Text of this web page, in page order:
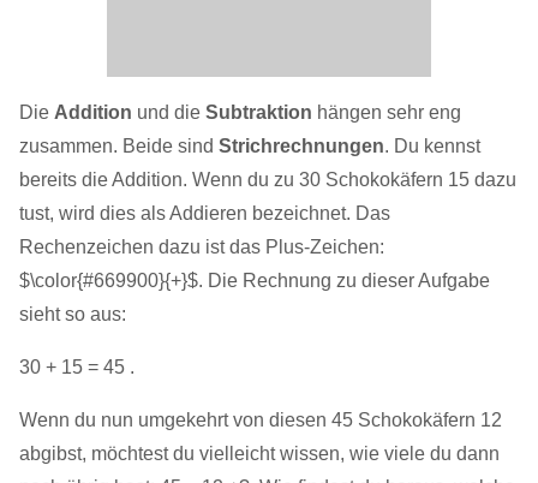
Die Addition und die Subtraktion hängen sehr eng
zusammen. Beide sind Strichrechnungen. Du kennst
bereits die Addition. Wenn du zu 30 Schokokäfern 15 dazu
tust, wird dies als Addieren bezeichnet. Das
Rechenzeichen dazu ist das Plus-Zeichen:
$\color{#669900}{+}$. Die Rechnung zu dieser Aufgabe
sieht so aus:
30 + 15 = 45 .
Wenn du nun umgekehrt von diesen 45 Schokokäfern 12
abgibst, möchtest du vielleicht wissen, wie viele du dann